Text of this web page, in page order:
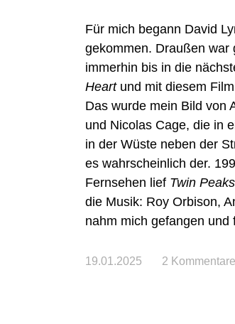
Für mich begann David
gekommen. Draußen war
immerhin bis in die
Heartund mit diesem
Das wurde mein Bild von
und Nicolas Cage, die in
in der Wüste neben der
es wahrscheinlich der.
Fernsehen lief Twin Peaks
die Musik: Roy Orbison,
nahm mich gefangen und
19.01.2025 2 Kommentare